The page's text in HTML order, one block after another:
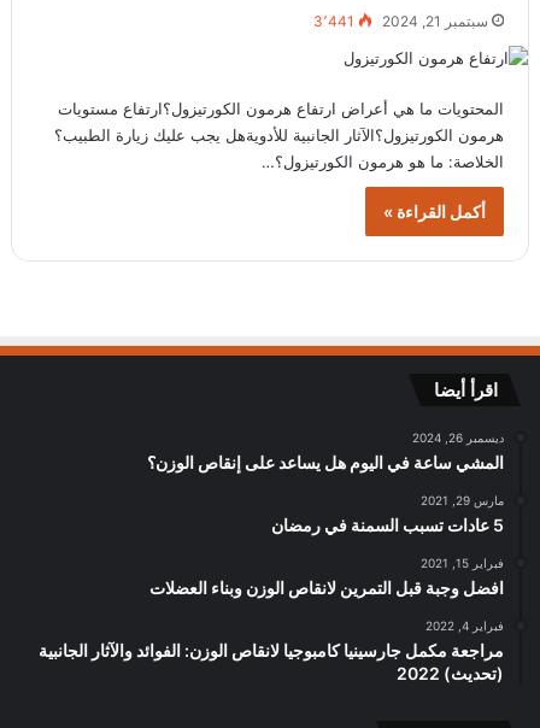
سبتمبر 21, 2024 3٬441
المحتويات ما هي أعراض ارتفاع هرمون الكورتيزول؟ارتفاع مستويات
هرمون الكورتيزول؟الآثار الجانبية للأدويةهل يجب عليك زيارة الطبيب؟
الخلاصة: ما هو هرمون الكورتيزول؟…
أكمل القراءة »
اقرأ أيضا
ديسمبر 26, 2024
المشي ساعة في اليوم هل يساعد على إنقاص الوزن؟
مارس 29, 2021
5 عادات تسبب السمنة في رمضان
فبراير 15, 2021
افضل وجبة قبل التمرين لانقاص الوزن وبناء العضلات
فبراير 4, 2022
مراجعة مكمل جارسينيا كامبوجيا لانقاص الوزن: الفوائد والآثار الجانبية
(تحديث) 2022